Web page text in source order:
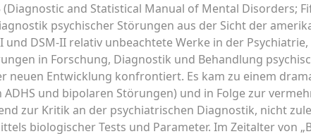
and Statistical Manual of Mental Disorders;
psychischer Störungen aus der Sicht der
und DSM-II relativ unbeachtete Werke in der
in Forschung, Diagnostik und Behandlung
neuen Entwicklung konfrontiert. Es kam zu einem
ADHS und bipolaren Störungen) und in Folge zur
zur Kritik an der psychiatrischen Diagnostik, nicht
biologischer Tests und Parameter. Im Zeitalter von